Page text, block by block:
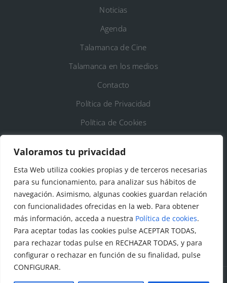
Valoramos tu privacidad
Esta Web utiliza cookies propias y de terceros necesarias
para su funcionamiento, para analizar sus hábitos de
navegación. Asimismo, algunas cookies guardan relación
con funcionalidades ofrecidas en la web. Para obtener
más información, acceda a nuestra Política de cookies.
Para aceptar todas las cookies pulse ACEPTAR TODAS,
para rechazar todas pulse en RECHAZAR TODAS, y para
configurar o rechazar en función de su finalidad, pulse
CONFIGURAR.
Noticias
Agenda
Talamanca de Cine
Talamanca en los medios
Contacto
Política de Privacidad
Política de Cookies
DATOS DE CONTACTO
Ayto. de Talamanca de Jarama
C/Fuente del Arca, 19 28160 Talamanca de
Jarama (Madrid)